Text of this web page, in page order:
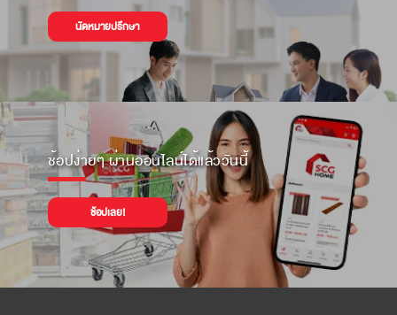
นัดหมายปรึกษา
ช้อปง่ายๆ ผ่านออนไลน์ได้แล้ววันนี้
ช้อปเลย!